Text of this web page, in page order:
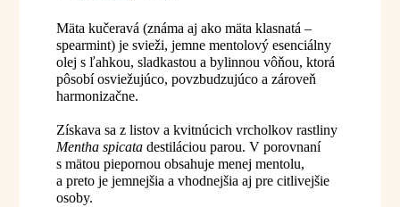
Mäta kučeravá (známa aj ako mäta klasnatá –
spearmint) je svieži, jemne mentolový esenciálny
olej s ľahkou, sladkastou a bylinnou vôňou, ktorá
pôsobí osviežujúco, povzbudzujúco a zároveň
harmonizačne.
Získava sa z listov a kvitnúcich vrcholkov rastliny
Mentha spicatadestiláciou parou. V porovnaní
s mätou piepornou obsahuje menej mentolu,
a preto je jemnejšia a vhodnejšia aj pre citlivejšie
osoby.